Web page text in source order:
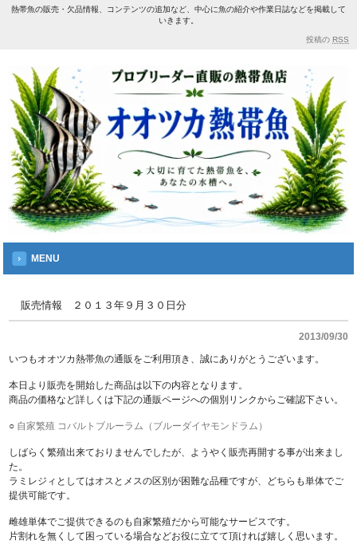
熱帯魚の販売・欠品情報、コンテンツの追加など、中心に魚の紹介や作業日誌などを掲載して
いきます。
投稿の RSS
MENU
販売情報 ２０１３年９月３０日分
2013/09/30
いつもオオツカ熱帯魚の通販をご利用頂き、誠にありがとうございます。
本日より販売を開始した商品は以下の内容となります。
商品の価格など詳しくは下記の通販ページへの個別リンクからご確認下さい。
○ 自家繁殖 コバルトブルーラム（ブルーダイヤモンドラム）
しばらく繁殖出来ておりませんでしたが、ようやく販売再開する事が出来まし
た。
ラミレジィとしてはオスとメスの区別が困難な品種ですが、どちらも単体でご
提供可能です。
雌雄単体でご提供できるのも自家繁殖だから可能なサービスです。
片割れを無くして困っている場合などお役に立てて頂ければ嬉しく思います。